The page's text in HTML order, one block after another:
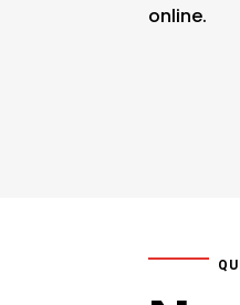
online.